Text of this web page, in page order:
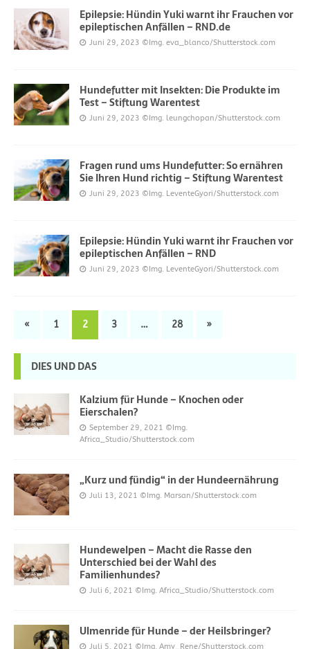
Epilepsie: Hündin Yuki warnt ihr Frauchen vor
epileptischen Anfällen – RND.de
Juni 29, 2023 ©Img. eva_blanco/Shutterstock.com
Hundefutter mit Insekten: Die Produkte im
Test – Stiftung Warentest
Juni 29, 2023 ©Img. leungchopan/Shutterstock.com
Fragen rund ums Hundefutter: So ernähren
Sie Ihren Hund richtig – Stiftung Warentest
Juni 29, 2023 ©Img. LeventeGyori/Shutterstock.com
Epilepsie: Hündin Yuki warnt ihr Frauchen vor
epileptischen Anfällen – RND
Juni 29, 2023 ©Img. LeventeGyori/Shutterstock.com
« 1 2 3 … 28 »
DIES UND DAS
Kalzium für Hunde – Knochen oder
Eierschalen?
September 29, 2021 ©Img.
Africa_Studio/Shutterstock.com
„Kurz und fündig“ in der Hundeernährung
Juli 13, 2021 ©Img. Marsan/Shutterstock.com
Hundewelpen – Macht die Rasse den
Unterschied bei der Wahl des
Familienhundes?
Juli 6, 2021 ©Img. Africa_Studio/Shutterstock.com
Ulmenride für Hunde – der Heilsbringer?
Juli 5, 2021 ©Img. Amy_Rene/Shutterstock.com